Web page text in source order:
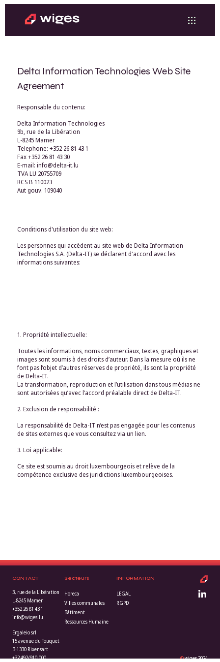
Delta Information Technologies Web Site
Agreement
Responsable du contenu:
Delta Information Technologies
9b, rue de la Libération
L-8245 Mamer
Telephone: +352 26 81 43 1
Fax +352 26 81 43 30
E-mail: info@delta-it.lu
TVA LU 20755709
RCS B 110023
Aut gouv. 109040
Conditions d'utilisation du site web:
Les personnes qui accèdent au site web de Delta Information
Technologies S.A. (Delta-IT) se déclarent d'accord avec les
informations suivantes:
1. Propriété intellectuelle:
Toutes les informations, noms commerciaux, textes, graphiques et
images sont soumis à des droits d’auteur. Dans la mesure où ils ne
font pas l’objet d’autres réserves de propriété, ils sont la propriété
de Delta-IT.
La transformation, reproduction et l’utilisation dans tous médias ne
sont autorisées qu’avec l’accord préalable direct de Delta-IT.
2. Exclusion de responsabilité :
La responsabilité de Delta-IT n’est pas engagée pour les contenus
de sites externes que vous consultez via un lien.
3. Loi applicable:
Ce site est soumis au droit luxembourgeois et relève de la
compétence exclusive des juridictions luxembourgeoises.
CONTACT
3, rue de la Libération
L-8245 Mamer
+352 26 81 43 1
info@wiges.lu
Ergaleio srl
15 avenue du Touquet
B-1330 Rixensart
+32 492/910.000
Secteurs
Horeca
Villes communales
Bâtiment
Ressources Humaine
INFORMATION
LEGAL
RGPD
©wiges 2024